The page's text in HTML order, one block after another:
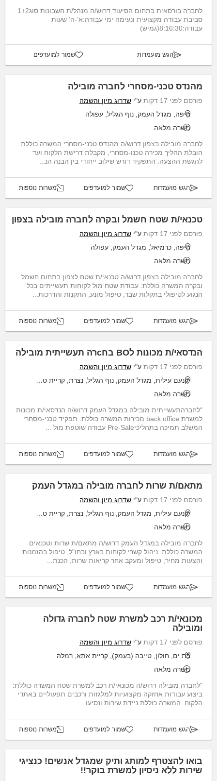
לחברה בורסאית בתחום הסיעוד דרוש/ה מנהל/ת חשבונות סוג1+2
סביבת עבודה מקצועית ונעימה ימי עבודה:א’-ה’ שעות
עבודה:8:16:30(גמיש)
הגש מועמדות שמור למועדפים
מהנדס טכני-מסחרי לחברה מובילה
פורסם לפני 17 דקות ע"י שדרוג מיון והשמה
חיפה, מגדל העמק, נוף הגליל, עפולה
משרה מלאה
לחברה מובילה בצפון דרוש/ה מהנדס טכני-מסחרי המשרה כוללת:
הובלת ההליך מכירה טכנו-מסחרי, מקבלת דרישת הלקוח ועד
להגשת ההצעה. התפקיד דורש שילוב ייחודי בין הבנה הנ...
הגש מועמדות שמור למועדפים משרות נוספות
טכנאי/ת שטח חשמל ובקרה לחברה מובילה בצפון
פורסם לפני 17 דקות ע"י שדרוג מיון והשמה
חיפה, כרמיאל, מגדל העמק, עפולה
משרה מלאה
לחברה מובילה בצפון דרוש/ה טכנאי/ת שטח לצפון בתחום חשמל
ובקרה המשרה כוללת: עבודת שטח מול לקוחות תעשייתים בכל
הנגוע לטיפולי בתקלות שבר, טיפול מונע, התקנות והדרכות...
הגש מועמדות שמור למועדפים משרות נוספות
הנדסאי/ת מכונות לBO בחcרה תעשייתית מובילה
פורסם לפני 17 דקות ע"י שדרוג מיון והשמה
יקנעם עילית, מגדל העמק, נוף הגליל, נצרת, קריית טבעון
משרה מלאה
"לחברהתעשייתית מובילה במגדל העמק דרוש/ה הנדסאי/ת מכונות
למשרת back office מכירות המשרה כוללת: תפקיד טכני-מסחרי
המשלב תמיכה בתהליכיPre-Sale עבודה שוטפת מול ...
הגש מועמדות שמור למועדפים משרות נוספות
מתאם/ת שרות לחברה מובילה במגדל העמק
פורסם לפני 17 דקות ע"י שדרוג מיון והשמה
יקנעם עילית, מגדל העמק, נוף הגליל, נצרת, קריית טבעון
משרה מלאה
לחברה מובילה במגדל העמק דרוש/ה מתאם/ת שרות וטכנאים
המשרה כוללת: ניהול קשרי לקוחות בארץ ובחו"ל, טיפול בהזמנות
והצעות מחיר, טיפול ומעקב אחר קריאות שרות, הכנת...
הגש מועמדות שמור למועדפים משרות נוספות
מכונאי/ת רכב למשרת שטח לחברה גדולה
ומובילה
פורסם לפני 17 דקות ע"י שדרוג מיון והשמה
בת ים, חולון, טייבה (בעמק), קריית אתא, רמלה
משרה מלאה
"לחברה מובילה דרוש/ה מכונאי/ת רכב למשרת שטח המשרה כוללת:
ביצוע עבודות אחזקה מקצועיות למלגזות ורכבים תפעוליים באתרי
הלקוח. המשרה כוללת ניידת שירות ונסיעו...
הגש מועמדות שמור למועדפים משרות נוספות
בואו להצטרף למותג ותיק שמגדל אנשים! כנציגי
שירות ללא ניסיון למשרת בוקר!!